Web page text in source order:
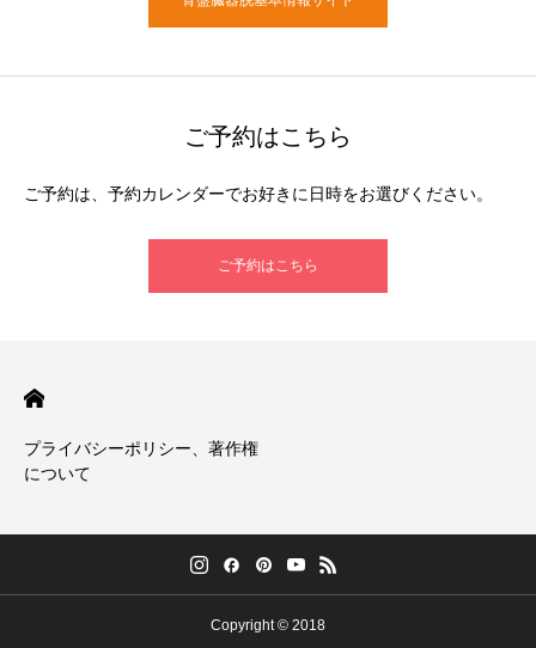
ご予約はこちら
ご予約は、予約カレンダーでお好きに日時をお選びください。
ご予約はこちら
プライバシーポリシー、著作権
について
Copyright © 2018